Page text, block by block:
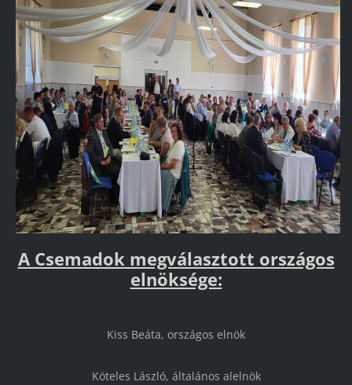
A Csemadok megválasztott országos
elnöksége:
Kiss Beáta, országos elnök
Köteles László, általános alelnök